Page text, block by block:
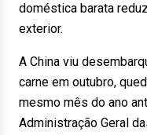
doméstica barata
exterior.
A China viu
carne em outubro,
mesmo mês do ano
Administração Geral